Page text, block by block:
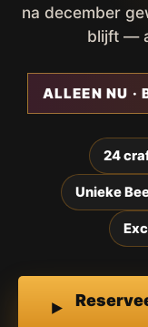
na december
blijft —
ALLEEN NU ·
24
Unieke